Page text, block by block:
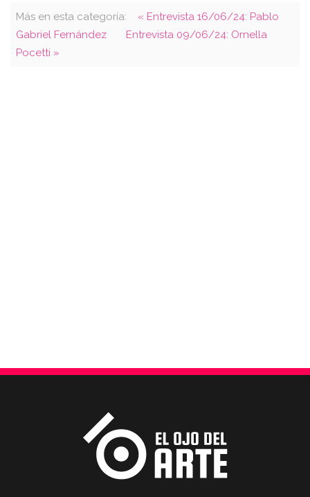
Más en esta categoría:
« Entrevista 16/06/24: Pablo
Gabriel Fernández
Entrevista 09/06/24: Ornella
Pocetti »